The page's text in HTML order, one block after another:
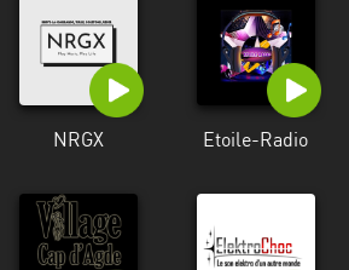
NRGX Etoile-Radio